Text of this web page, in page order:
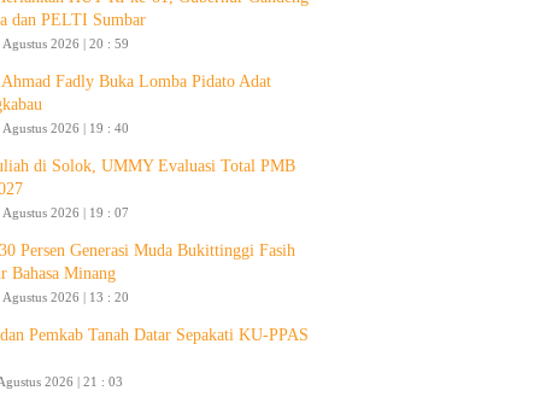
dan PELTI Sumbar
2026 | 20 : 59
Ahmad Fadly Buka Lomba Pidato Adat
2026 | 19 : 40
di Solok, UMMY Evaluasi Total PMB
2026 | 19 : 07
Persen Generasi Muda Bukittinggi Fasih
Bahasa Minang
2026 | 13 : 20
Pemkab Tanah Datar Sepakati KU-PPAS
2026 | 21 : 03